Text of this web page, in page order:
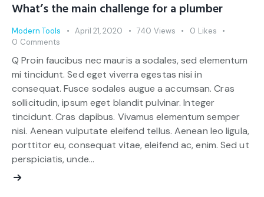
What’s the main challenge for a plumber
Modern Tools April 21, 2020 740 Views 0 Likes
0 Comments
Q Proin faucibus nec mauris a sodales, sed elementum
mi tincidunt. Sed eget viverra egestas nisi in
consequat. Fusce sodales augue a accumsan. Cras
sollicitudin, ipsum eget blandit pulvinar. Integer
tincidunt. Cras dapibus. Vivamus elementum semper
nisi. Aenean vulputate eleifend tellus. Aenean leo ligula,
porttitor eu, consequat vitae, eleifend ac, enim. Sed ut
perspiciatis, unde…